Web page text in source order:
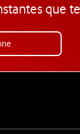
que